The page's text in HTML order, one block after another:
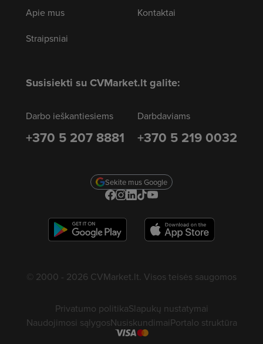
Apie mus
Straipsniai
Kontaktai
Susisiekti su CVMarket.lt galite:
Darbo ieškantiesiems
+370 5 207 8881
Darbdaviams
+370 5 219 0032
Sekite mus Google
© 2000 - 2026 CVMarket.lt. Visos teisės saugomos
Privatumo politikaSlapukų nustatymai
Naudojimosi sąlygosNusiskundimaiPortalo struktūra